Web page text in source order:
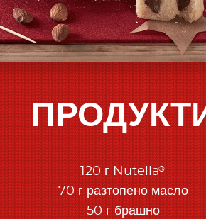
120 г Nutella®
70 г разтопено масло
50 г брашно